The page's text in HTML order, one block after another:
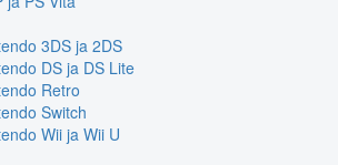
3DS ja 2DS
DS ja DS Lite
Retro
Switch
Wii ja Wii U